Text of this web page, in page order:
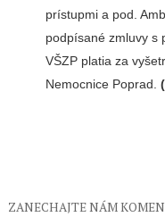
prístupmi a pod.
podpísané zmluvy s
VŠZP platia za
Nemocnice Poprad.
ZANECHAJTE NÁM